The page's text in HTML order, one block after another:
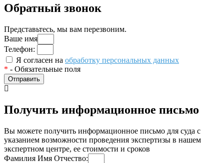
Обратный звонок
Представьтесь, мы вам перезвоним.
Ваше имя
Телефон:
Я согласен на обработку персональных данных
* - Обязательные поля
Отправить
Получить информационное письмо
Вы можете получить информационное письмо для суда с
указанием возможности проведения экспертизы в нашем
экспертном центре, ее стоимости и сроков
Фамилия Имя Отчество: